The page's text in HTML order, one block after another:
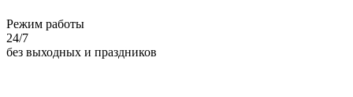
Режим работы
24/7
без выходных и праздников